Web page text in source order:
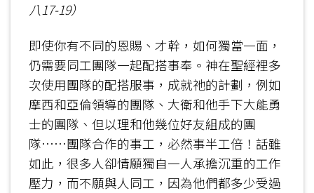
八17-19）
即使你有不同的恩賜、才幹，如何獨當一面，
仍需要同工團隊一起配搭事奉。神在聖經裡多
次使用團隊的配搭服事，成就祂的計劃，例如
摩西和亞倫領導的團隊、大衛和他手下大能勇
士的團隊、但以理和他幾位好友組成的團
隊……團隊合作的事工，必然事半工倍！話雖
如此，很多人卻情願獨自一人承擔沉重的工作
壓力，而不願與人同工，因為他們都多少受過